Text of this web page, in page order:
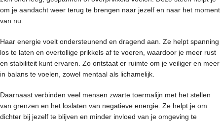
om je aandacht weer terug te brengen naar jezelf en naar het moment
van nu.
Haar energie voelt ondersteunend en dragend aan. Ze helpt spanning
los te laten en overtollige prikkels af te voeren, waardoor je meer rust
en stabiliteit kunt ervaren. Zo ontstaat er ruimte om je veiliger en meer
in balans te voelen, zowel mentaal als lichamelijk.
Daarnaast verbinden veel mensen zwarte toermalijn met het stellen
van grenzen en het loslaten van negatieve energie. Ze helpt je om
dichter bij jezelf te blijven en minder invloed van je omgeving te